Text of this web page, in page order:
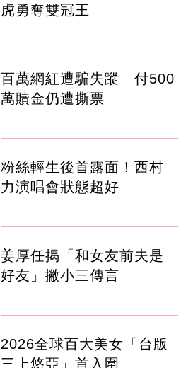
虎勇奪雙冠王
百萬網紅遭騙失蹤 付500
萬贖金仍遭撕票
粉絲輕生後首露面！西村
力演唱會狀態超好
姜厚任揭「和女友前夫是
好友」撇小三傳言
2026全球百大美女「台版
三上悠亞」首入圍